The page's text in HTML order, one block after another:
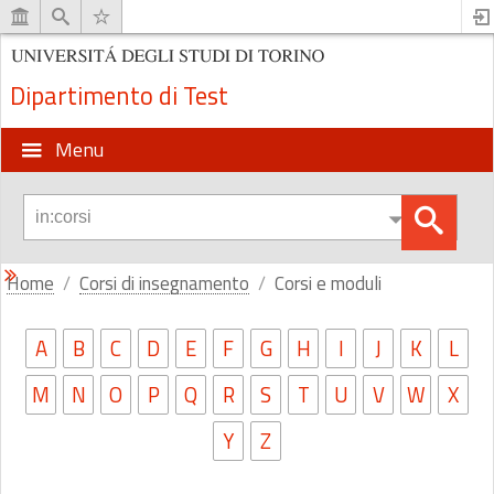
Dipartimento di Test
Menu
Home Corsi di insegnamento Corsi e moduli
A B C D E F G H I J K
L
M
N O P Q R S T U V W
X
Y
Z